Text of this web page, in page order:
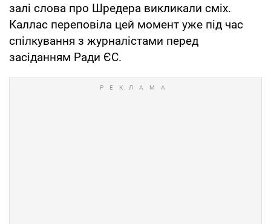
залі слова про Шредера викликали сміх.
Каллас переповіла цей момент уже під час
спілкування з журналістами перед
засіданням Ради ЄС.